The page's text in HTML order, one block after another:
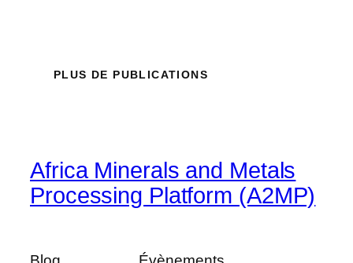
PLUS DE PUBLICATIONS
Africa Minerals and Metals
Processing Platform (A2MP)